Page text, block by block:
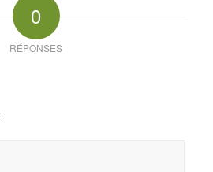
0
RÉPONSES